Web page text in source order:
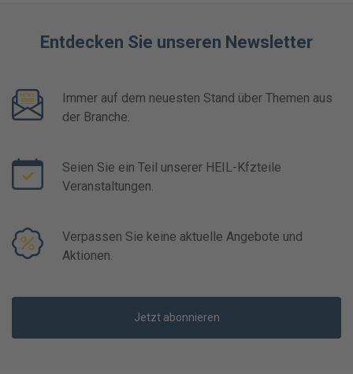
Entdecken Sie unseren Newsletter
Immer auf dem neuesten Stand über Themen aus
der Branche.
Seien Sie ein Teil unserer HEIL-Kfzteile
Veranstaltungen.
Verpassen Sie keine aktuelle Angebote und
Aktionen.
Jetzt abonnieren